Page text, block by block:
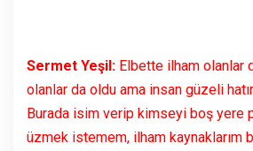
Sermet Yeşil: Elbette ilham olanlar
olanlar da oldu ama insan güzeli
Burada isim verip kimseyi boş yere
üzmek istemem, ilham kaynaklarım